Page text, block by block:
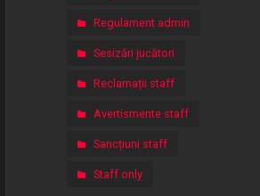
Regulament admin
Sesizări jucători
Reclamații staff
Avertismente staff
Sancțiuni staff
Staff only